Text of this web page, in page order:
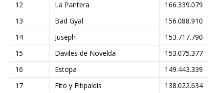
12
La Pantera
166.339.079
13
Bad Gyal
156.088.910
14
Juseph
153.717.790
15
Daviles de Novelda
153.075.377
16
Estopa
149.443.339
17
Fito y Fitipaldis
138.022.634